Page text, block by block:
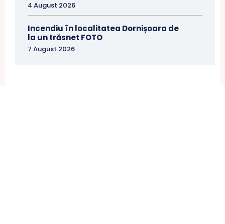
4 August 2026
Incendiu în localitatea Dornișoara de
la un trăsnet FOTO
7 August 2026